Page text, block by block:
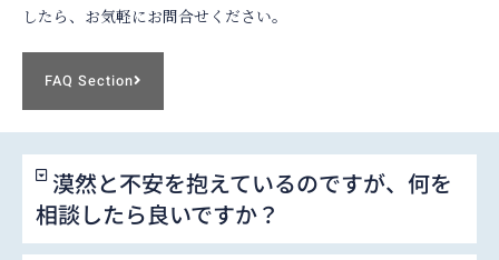
したら、お気軽にお問合せください。
FAQ Section
漠然と不安を抱えているのですが、何を
相談したら良いですか？